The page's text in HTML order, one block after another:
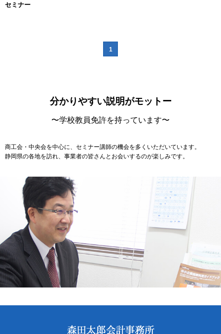
セミナー
1
分かりやすい説明がモットー
〜学校教員免許を持っています〜
商工会・中央会を中心に、セミナー講師の機会を多くいただいています。
静岡県の各地を訪れ、事業者の皆さんとお会いするのが楽しみです。